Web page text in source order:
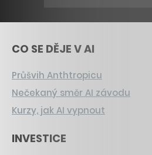
CO SE DĚJE V AI
Průšvih Anthtropicu
Nečekaný směr AI závodu
Kurzy, jak AI vypnout
INVESTICE